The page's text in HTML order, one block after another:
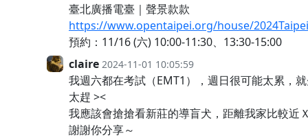
臺北廣播電臺｜聲景款款
https://www.opentaipei.org/house/
預約：11/16 (六) 10:00-11:30、13:30-15:00
claire 2024-11-01 10:05:59
我週六都在考試（EMT1），週日很可能太累，
太趕 ><
我應該會搶搶看新莊的導盲犬，距離我家比較近
謝謝你分享～